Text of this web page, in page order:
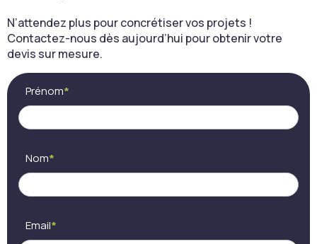
N’attendez plus pour concrétiser vos projets !
Contactez-nous dès aujourd’hui pour obtenir votre
devis sur mesure.
(FR) -
Cocon
Espace
Prénom*
Nom*
Email*
vous
êtes
un
remplissez
pas
ce